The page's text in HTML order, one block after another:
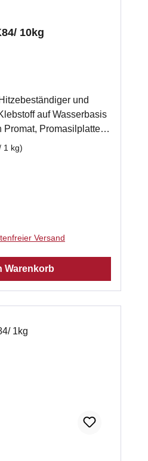
10kg
und
auf Wasserbasis
Promat, Promasilplatten
Auch zur
Promasilkleber je m²
1 kg)
Versand
Warenkorb